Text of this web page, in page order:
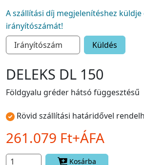
A szállítási díj megjelenítéshez küldje
irányítószámát!
Küldés
DELEKS DL 150
Földgyalu gréder hátsó függesztésű
Rövid szállítási határidővel
261.079 Ft+ÁFA
Kosárba